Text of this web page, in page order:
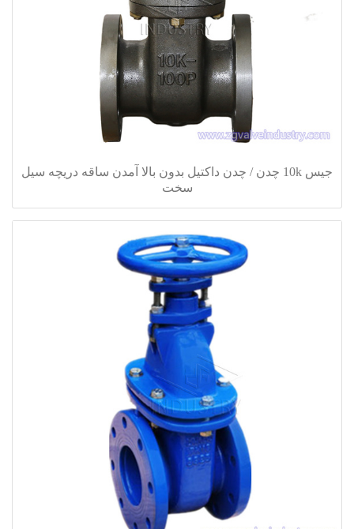
جیس 10k چدن / چدن داکتیل بدون بالا آمدن ساقه دریچه سیل
سخت